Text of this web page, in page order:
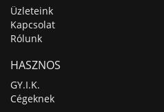
Üzleteink
Kapcsolat
Rólunk
HASZNOS
GY.I.K.
Cégeknek